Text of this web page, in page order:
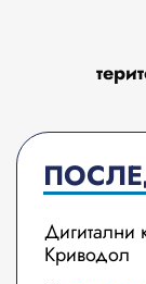
Дигитални
Криводол